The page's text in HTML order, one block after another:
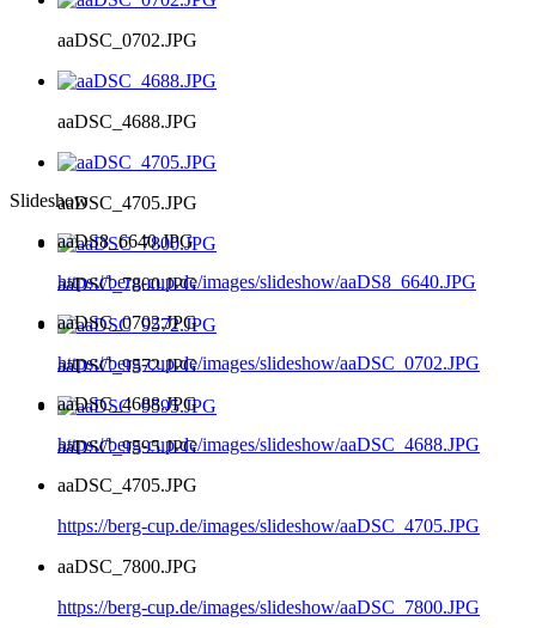
aaDSC_0702.JPG
aaDSC_4688.JPG
aaDSC_4705.JPG
aaDSC_7800.JPG
aaDSC_9572.JPG
aaDSC_9595.JPG
Slideshow
aaDS8_6640.JPG
https://berg-cup.de/images/slideshow/aaDS8_6640.JPG
aaDSC_0702.JPG
https://berg-cup.de/images/slideshow/aaDSC_0702.JPG
aaDSC_4688.JPG
https://berg-cup.de/images/slideshow/aaDSC_4688.JPG
aaDSC_4705.JPG
https://berg-cup.de/images/slideshow/aaDSC_4705.JPG
aaDSC_7800.JPG
https://berg-cup.de/images/slideshow/aaDSC_7800.JPG